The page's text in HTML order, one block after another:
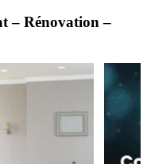
– Rénovation –